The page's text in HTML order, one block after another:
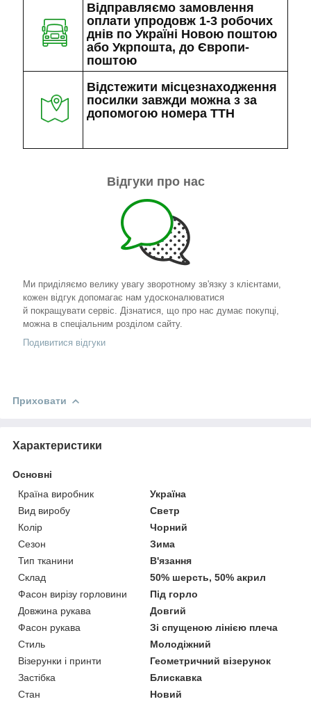
Відправляємо замовлення
оплати упродовж 1-3 робочих
днів по Україні Новою поштою
або Укрпошта, до Європи-
поштою
Відстежити місцезнаходження
посилки завжди можна з за
допомогою номера ТТН
Відгуки про нас
Ми приділяємо велику увагу зворотному зв'язку з клієнтами,
кожен відгук допомагає нам удосконалюватися
й покращувати сервіс. Дізнатися, що про нас думає покупці,
можна в спеціальним розділом сайту.
Подивитися відгуки
Приховати
Характеристики
Основні
Країна виробник
Україна
Вид виробу
Светр
Колір
Чорний
Сезон
Зима
Тип тканини
В'язання
Склад
50% шерсть, 50% акрил
Фасон вирізу горловини
Під горло
Довжина рукава
Довгий
Фасон рукава
Зі спущеною лінією плеча
Стиль
Молодіжний
Візерунки і принти
Геометричний візерунок
Застібка
Блискавка
Стан
Новий